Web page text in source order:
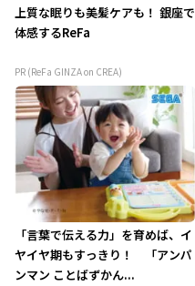
上質な眠りも美髪ケアも！ 銀座で
体感するReFa
PR (ReFa GINZA on CREA)
「言葉で伝える力」を育めば、イ
ヤイヤ期もすっきり！ 「アンパ
ンマン ことばずかん...